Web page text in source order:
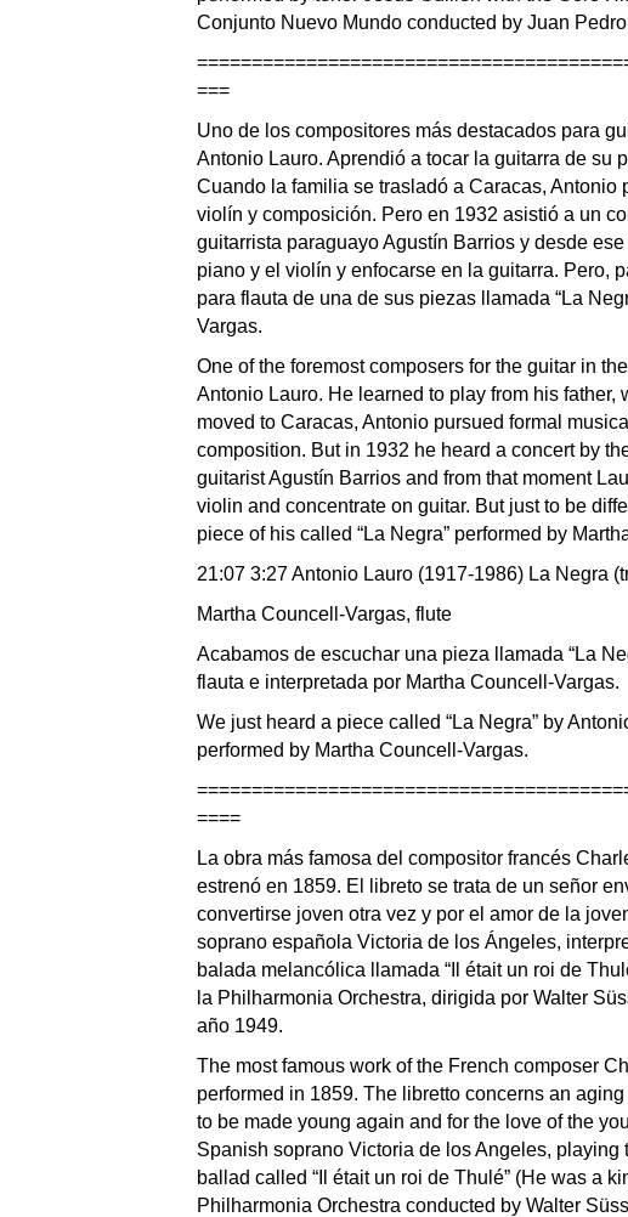
Conjunto Nuevo Mundo conducted by Juan Pedro
===
Uno de los compositores más destacados para
Antonio Lauro. Aprendió a tocar la guitarra de su
Cuando la familia se trasladó a Caracas, Antonio
violín y composición. Pero en 1932 asistió a un
guitarrista paraguayo Agustín Barrios y desde
piano y el violín y enfocarse en la guitarra. Pero,
para flauta de una de sus piezas llamada “La
Vargas.
One of the foremost composers for the guitar in
Antonio Lauro. He learned to play from his father,
moved to Caracas, Antonio pursued formal
composition. But in 1932 he heard a concert by
guitarist Agustín Barrios and from that moment
violin and concentrate on guitar. But just to be
piece of his called “La Negra” performed by
21:07 3:27 Antonio Lauro (1917-1986) La Negra
Martha Councell-Vargas, flute
Acabamos de escuchar una pieza llamada “La
flauta e interpretada por Martha Councell-Vargas.
We just heard a piece called “La Negra” by
performed by Martha Councell-Vargas.
====
La obra más famosa del compositor francés
estrenó en 1859. El libreto se trata de un señor
convertirse joven otra vez y por el amor de la
soprano española Victoria de los Ángeles,
balada melancólica llamada “Il était un roi de
la Philharmonia Orchestra, dirigida por Walter
año 1949.
The most famous work of the French composer
performed in 1859. The libretto concerns an
to be made young again and for the love of the
Spanish soprano Victoria de los Angeles,
ballad called “Il était un roi de Thulé” (He was a
Philharmonia Orchestra conducted by Walter